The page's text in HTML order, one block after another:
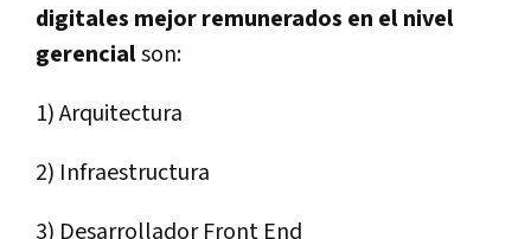
digitales mejor remunerados en el nivel
gerencialson:
1) Arquitectura
2) Infraestructura
3) Desarrollador Front End